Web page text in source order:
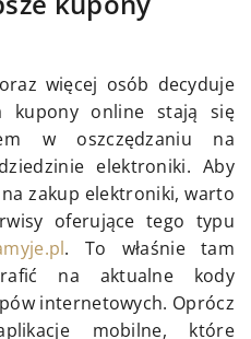
więcej osób decyduje
kupony online stają się
w oszczędzaniu na
elektroniki. Aby
zakup elektroniki, warto
oferujące tego typu
. To właśnie tam
na aktualne kody
internetowych. Oprócz
mobilne, które